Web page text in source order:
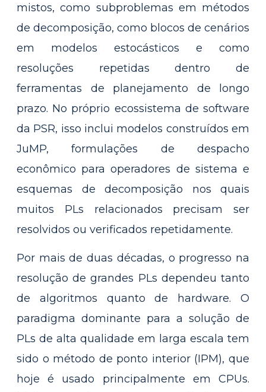
mistos, como subproblemas em métodos
de decomposição, como blocos de cenários
em modelos estocásticos e como
resoluções repetidas dentro de
ferramentas de planejamento de longo
prazo. No próprio ecossistema de software
da PSR, isso inclui modelos construídos em
JuMP, formulações de despacho
econômico para operadores de sistema e
esquemas de decomposição nos quais
muitos PLs relacionados precisam ser
resolvidos ou verificados repetidamente.
Por mais de duas décadas, o progresso na
resolução de grandes PLs dependeu tanto
de algoritmos quanto de hardware. O
paradigma dominante para a solução de
PLs de alta qualidade em larga escala tem
sido o método de ponto interior (IPM), que
hoje é usado principalmente em CPUs.